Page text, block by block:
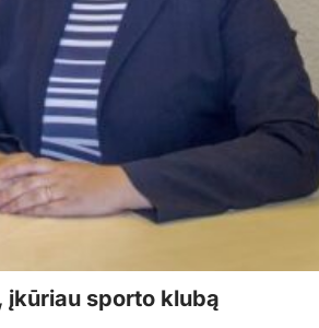
sporto klubą